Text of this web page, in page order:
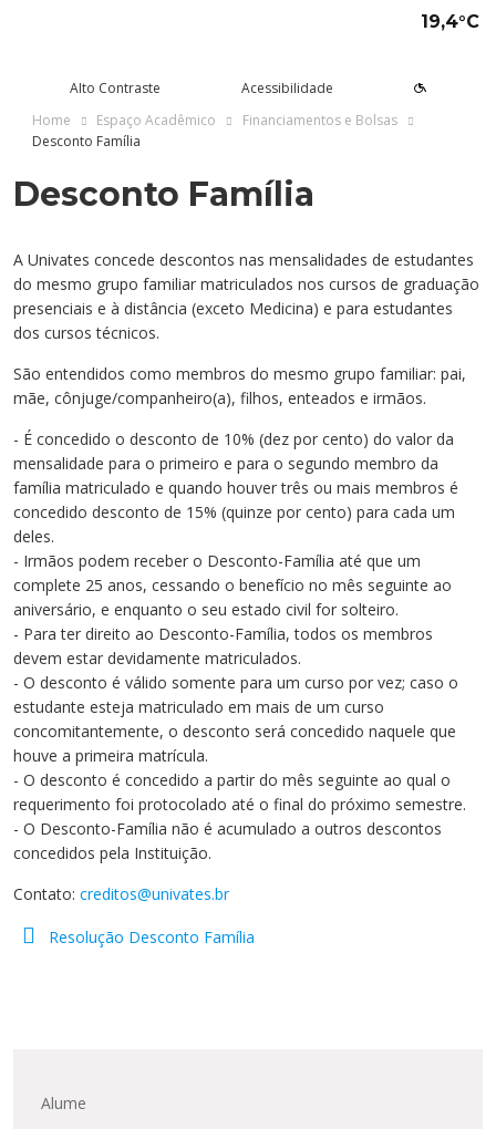
19,4°C
aqui voltar
e bolsas
que a Univates?
guiadas
Univates
voltar
a Distância - EAD
e Doutorados
MBA
Crie
de Idiomas
Médicas
voltar
Mantenedora
Virtual
Institucional
Conosco
e Inovação voltar
da Inovação
Tecnológica da
- Inovates
voltar
Abertos à Comunidade
e Lazer voltar
Univates
e Saúde
Culturais
& Você - Comunidade
Gustavo Adolfo
voltar
de Carreiras
Alto Contraste
Acessibilidade
Home
Espaço Acadêmico
Financiamentos e Bolsas
Desconto Família
Desconto Família
A Univates concede descontos nas mensalidades de estudantes
do mesmo grupo familiar matriculados nos cursos de graduação
presenciais e à distância (exceto Medicina) e para estudantes
dos cursos técnicos.
São entendidos como membros do mesmo grupo familiar: pai,
mãe, cônjuge/companheiro(a), filhos, enteados e irmãos.
- É concedido o desconto de 10% (dez por cento) do valor da
mensalidade para o primeiro e para o segundo membro da
família matriculado e quando houver três ou mais membros é
concedido desconto de 15% (quinze por cento) para cada um
deles.
- Irmãos podem receber o Desconto-Família até que um
complete 25 anos, cessando o benefício no mês seguinte ao
aniversário, e enquanto o seu estado civil for solteiro.
- Para ter direito ao Desconto-Família, todos os membros
devem estar devidamente matriculados.
- O desconto é válido somente para um curso por vez; caso o
estudante esteja matriculado em mais de um curso
concomitantemente, o desconto será concedido naquele que
houve a primeira matrícula.
- O desconto é concedido a partir do mês seguinte ao qual o
requerimento foi protocolado até o final do próximo semestre.
- O Desconto-Família não é acumulado a outros descontos
concedidos pela Instituição.
Contato: creditos@univates.br
Resolução Desconto Família
Alume